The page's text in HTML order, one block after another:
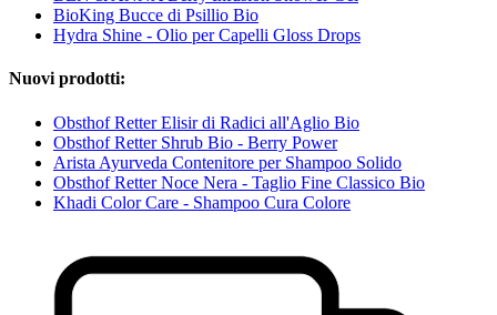
BioKing Bucce di Psillio Bio
Hydra Shine - Olio per Capelli Gloss Drops
Nuovi prodotti:
Obsthof Retter Elisir di Radici all'Aglio Bio
Obsthof Retter Shrub Bio - Berry Power
Arista Ayurveda Contenitore per Shampoo Solido
Obsthof Retter Noce Nera - Taglio Fine Classico Bio
Khadi Color Care - Shampoo Cura Colore